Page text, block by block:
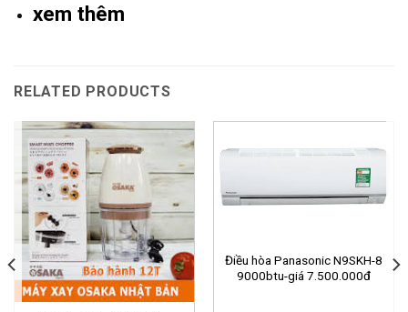
xem thêm
RELATED PRODUCTS
Điều hòa Panasonic N9SKH-8
9000btu-giá 7.500.000đ